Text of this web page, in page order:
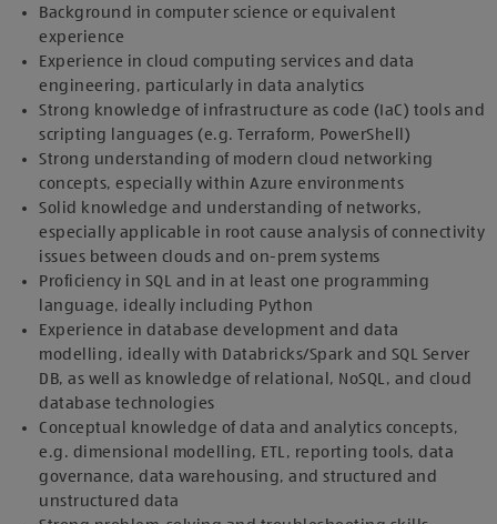
Background in computer science or equivalent
experience
Experience in cloud computing services and data
engineering, particularly in data analytics
Strong knowledge of infrastructure as code (IaC) tools and
scripting languages (e.g. Terraform, PowerShell)
Strong understanding of modern cloud networking
concepts, especially within Azure environments
Solid knowledge and understanding of networks,
especially applicable in root cause analysis of connectivity
issues between clouds and on-prem systems
Proficiency in SQL and in at least one programming
language, ideally including Python
Experience in database development and data
modelling, ideally with Databricks/Spark and SQL Server
DB, as well as knowledge of relational, NoSQL, and cloud
database technologies
Conceptual knowledge of data and analytics concepts,
e.g. dimensional modelling, ETL, reporting tools, data
governance, data warehousing, and structured and
unstructured data